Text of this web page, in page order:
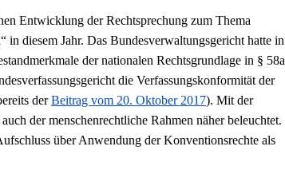
Entwicklung der Rechtsprechung zum Thema
in diesem Jahr. Das Bundesverwaltungsgericht hatte in
der nationalen Rechtsgrundlage in § 58a
die Verfassungskonformität der
derBeitrag vom 20. Oktober 2017). Mit der
der menschenrechtliche Rahmen näher beleuchtet.
über Anwendung der Konventionsrechte als